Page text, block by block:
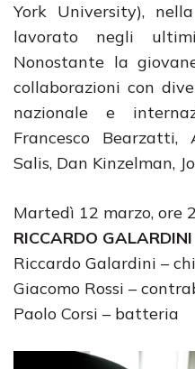
York University),
lavorato negli
Nonostante la
collaborazioni con
nazionale e
Francesco Bearzatti,
Salis, Dan Kinzelman,
Martedì 12 marzo, ore
RICCARDO
Riccardo Galardini –
Giacomo Rossi –
Paolo Corsi – batteria